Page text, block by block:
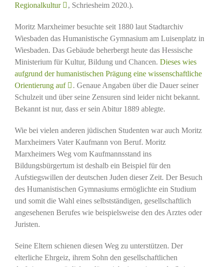
Regionalkultur
, Schriesheim 2020.).
Moritz Marxheimer besuchte seit 1880 laut Stadtarchiv
Wiesbaden das Humanistische Gymnasium am Luisenplatz in
Wiesbaden. Das Gebäude beherbergt heute das Hessische
Ministerium für Kultur, Bildung und Chancen. Dieses wies
aufgrund der humanistischen Prägung eine wissenschaftliche
Orientierung auf
. Genaue Angaben über die Dauer seiner
Schulzeit und über seine Zensuren sind leider nicht bekannt.
Bekannt ist nur, dass er sein Abitur 1889 ablegte.
Wie bei vielen anderen jüdischen Studenten war auch Moritz
Marxheimers Vater Kaufmann von Beruf. Moritz
Marxheimers Weg vom Kaufmannsstand ins
Bildungsbürgertum ist deshalb ein Beispiel für den
Aufstiegswillen der deutschen Juden dieser Zeit. Der Besuch
des Humanistischen Gymnasiums ermöglichte ein Studium
und somit die Wahl eines selbstständigen, gesellschaftlich
angesehenen Berufes wie beispielsweise den des Arztes oder
Juristen.
Seine Eltern schienen diesen Weg zu unterstützen. Der
elterliche Ehrgeiz, ihrem Sohn den gesellschaftlichen